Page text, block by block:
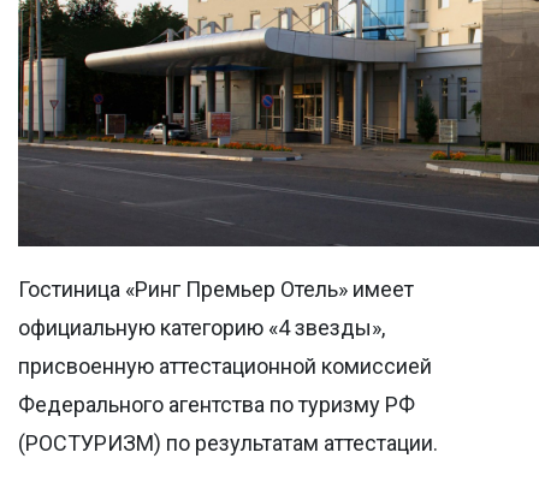
Гостиница «Ринг Премьер Отель» имеет
официальную категорию «4 звезды»,
присвоенную аттестационной комиссией
Федерального агентства по туризму РФ
(РОСТУРИЗМ) по результатам аттестации.